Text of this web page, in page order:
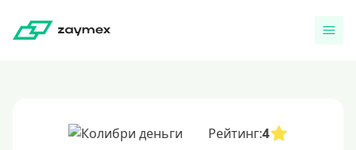
Рейтинг:4